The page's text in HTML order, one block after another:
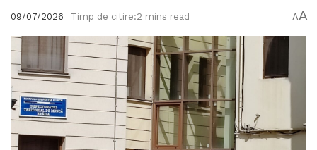
09/07/2026 Timp de citire:2 mins read AA